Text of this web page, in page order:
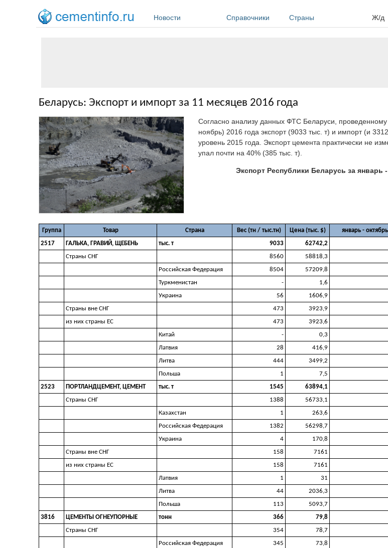
Новости
Справочники Страны Ж/д
Беларусь: Экспорт и импорт за 11 месяцев 2016 года
Согласно анализу данных ФТС Беларуси, проведенному
ноябрь) 2016 года экспорт (9033 тыс. т) и импорт (и
уровень 2015 года. Экспорт цемента практически не
упал почти на 40% (385 тыс. т).
Экспорт Республики Беларусь за январь
Группа Товар Страна Вес (тн / тыс.тн) Цена (тыс. $)
январь -
2517
ГАЛЬКА, ГРАВИЙ, ЩЕБЕНЬ тыс. т 9033 62742,2
Страны СНГ
8560 58818,3
Российская Федерация
8504 57209,8
Туркменистан
- 1,6
Украина
56 1606,9
Страны вне СНГ
473 3923,9
из них страны ЕС
473 3923,6
Китай
- 0,3
Латвия
28 416,9
Литва
444 3499,2
Польша
1 7,5
2523
ПОРТЛАНДЦЕМЕНТ, ЦЕМЕНТ тыс. т 1545 63894,1
Страны СНГ
1388 56733,1
Казахстан
1 263,6
Российская Федерация
1382 56298,7
Украина
4 170,8
Страны вне СНГ
158 7161
из них страны ЕС
158 7161
Латвия
1 31
Литва
44 2036,3
Польша
113 5093,7
3816
ЦЕМЕНТЫ ОГНЕУПОРНЫЕ тонн 366 79,8
Страны СНГ
354 78,7
Российская Федерация
345 73,8